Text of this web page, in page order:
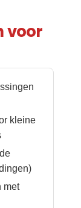
voor
kleine
met